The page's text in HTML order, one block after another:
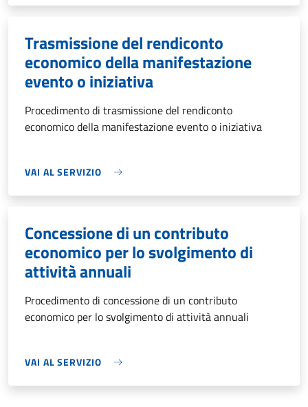
Trasmissione del rendiconto
economico della manifestazione
evento o iniziativa
Procedimento di trasmissione del rendiconto
economico della manifestazione evento o iniziativa
VAI AL SERVIZIO
Concessione di un contributo
economico per lo svolgimento di
attività annuali
Procedimento di concessione di un contributo
economico per lo svolgimento di attività annuali
VAI AL SERVIZIO